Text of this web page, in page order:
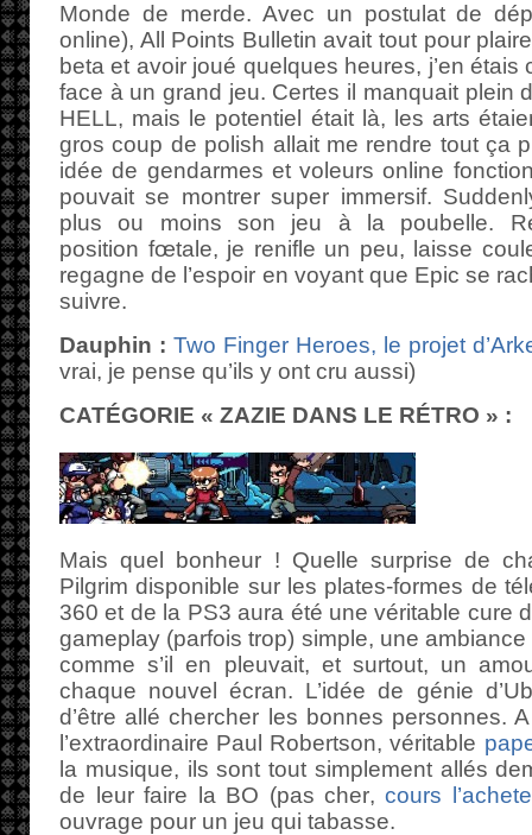
Monde de merde. Avec un postulat de
online), All Points Bulletin avait tout pour
beta et avoir joué quelques heures, j’en
face à un grand jeu. Certes il manquait plein
HELL, mais le potentiel était là, les arts
gros coup de polish allait me rendre tout ça
idée de gendarmes et voleurs online
pouvait se montrer super immersif.
plus ou moins son jeu à la poubelle.
position fœtale, je renifle un peu, laisse
regagne de l’espoir en voyant que Epic se
suivre.
Dauphin : Two Finger Heroes, le projet
vrai, je pense qu’ils y ont cru aussi)
CATÉGORIE « ZAZIE DANS LE RÉTRO » :
Mais quel bonheur ! Quelle surprise de
Pilgrim disponible sur les plates-formes de
360 et de la PS3 aura été une véritable cure
gameplay (parfois trop) simple, une
comme s’il en pleuvait, et surtout, un
chaque nouvel écran. L’idée de génie
d’être allé chercher les bonnes personnes.
l’extraordinaire Paul Robertson, véritable
la musique, ils sont tout simplement allés
de leur faire la BO (pas cher,cours
ouvrage pour un jeu qui tabasse.